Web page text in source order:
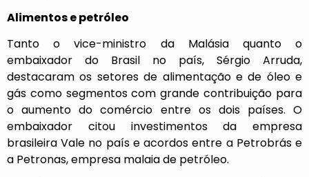
Alimentos e petróleo
Tanto o vice-ministro da Malásia quanto o
embaixador do Brasil no país, Sérgio Arruda,
destacaram os setores de alimentação e de óleo e
gás como segmentos com grande contribuição para
o aumento do comércio entre os dois países. O
embaixador citou investimentos da empresa
brasileira Vale no país e acordos entre a Petrobrás e
a Petronas, empresa malaia de petróleo.